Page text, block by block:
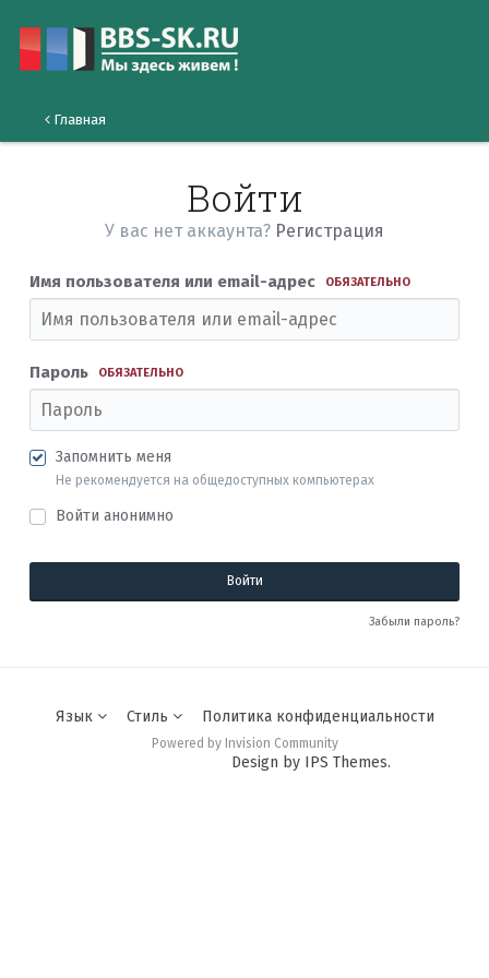
Главная
Войти
У вас нет аккаунта? Регистрация
Имя пользователя или email-адрес ОБЯЗАТЕЛЬНО
Пароль ОБЯЗАТЕЛЬНО
Запомнить меня
Не рекомендуется на общедоступных компьютерах
Войти анонимно
Войти
Забыли пароль?
Язык Стиль Политика конфиденциальности
Powered by Invision Community
Design by IPS Themes.